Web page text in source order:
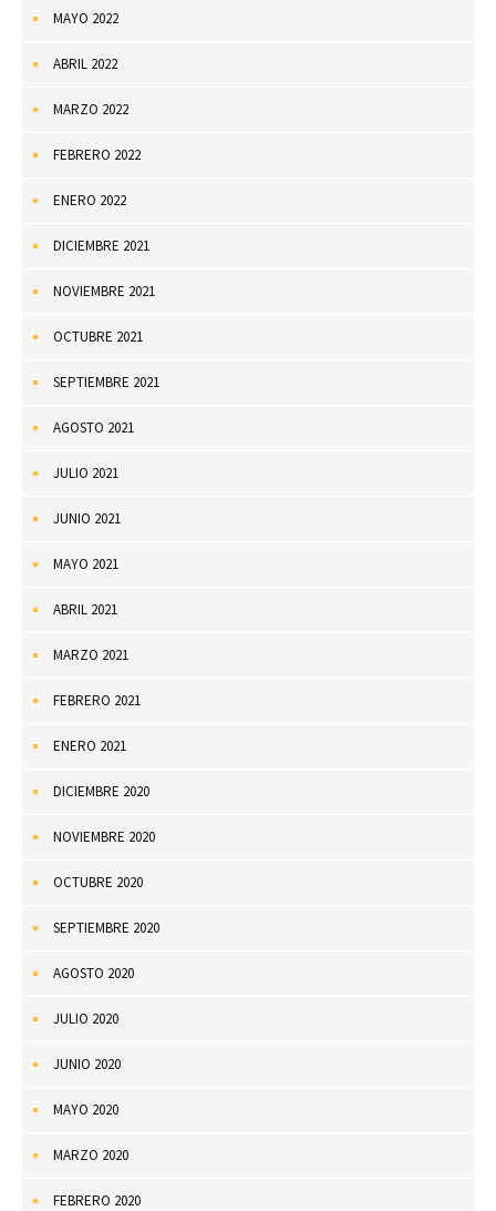
MAYO 2022
ABRIL 2022
MARZO 2022
FEBRERO 2022
ENERO 2022
DICIEMBRE 2021
NOVIEMBRE 2021
OCTUBRE 2021
SEPTIEMBRE 2021
AGOSTO 2021
JULIO 2021
JUNIO 2021
MAYO 2021
ABRIL 2021
MARZO 2021
FEBRERO 2021
ENERO 2021
DICIEMBRE 2020
NOVIEMBRE 2020
OCTUBRE 2020
SEPTIEMBRE 2020
AGOSTO 2020
JULIO 2020
JUNIO 2020
MAYO 2020
MARZO 2020
FEBRERO 2020